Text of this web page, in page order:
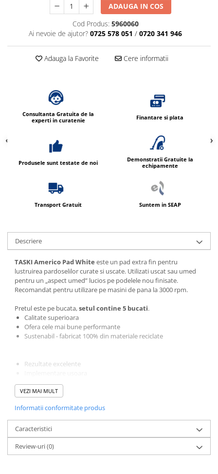
ADAUGA IN COS
Cod Produs: 5960060
Ai nevoie de ajutor? 0725 578 051 / 0720 341 946
Adauga la Favorite Cere informatii
Consultanta Gratuita de la
experti in curatenie
Finantare si plata
Produsele sunt testate de noi
Demonstratii Gratuite la
echipamente
Transport Gratuit Suntem in SEAP
Descriere
TASKI Americo Pad White este un pad extra fin pentru
lustruirea pardoselilor curate si uscate. Utilizati uscat sau umed
pentru un „aspect umed” lucios pe podelele nou finisate.
Recomandat pentru utilizare pe masini de pana la 3000 rpm.
Pretul este pe bucata,setul contine 5 bucati.
Calitate superioara
Ofera cele mai bune performante
Sustenabil - fabricat 100% din materiale reciclate
Rezultate excelente
Performanta de lunga durata
VEZI MAI MULT
Informatii conformitate produs
Caracteristici
Review-uri(0)